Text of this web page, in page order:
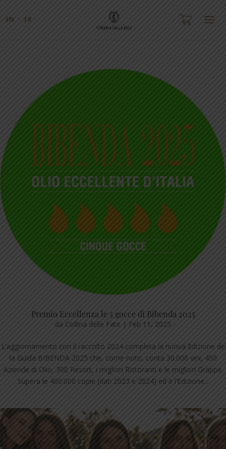
EN FR
Premio Eccellenza le 5 gocce di Bibenda 2025
da Collina delle Fate | Feb 11, 2025
L’aggiornamento con il raccolto 2024 completa la nuova Edizione de
la Guida BIBENDA 2025 che, come noto, conta 30.000 vini, 450
Aziende di Olio, 300 Resort, i migliori Ristoranti e le migliori Grappe.
Supera le 400.000 copie (dati 2023 e 2024) ed è l’Edizione...